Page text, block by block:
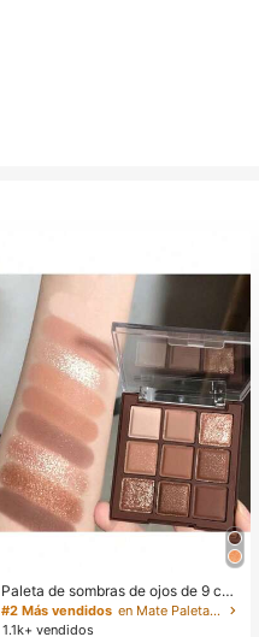
Paleta de sombras de ojos de 9 col
ores de tonos tierra neutros de cho
colate con leche, maquillaje ligero,
#2 Más vendidos
en Mate Paletas de sombras de ojos
1.1k+ vendidos